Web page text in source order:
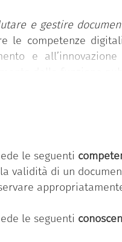
e gestire
le competenze
e
della funzione
Syllabus
intermedio e avanzato).
documenti
ha conseguito il
di padronanza più
le seguenti
validità di un
le seguenti